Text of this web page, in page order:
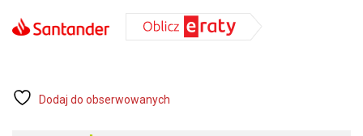
Gotowa
gładź
x
Dodaj do obserwowanych